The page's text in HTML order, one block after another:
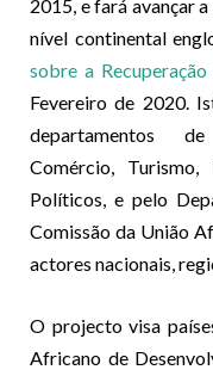
2015, e fará avançar
nível continental
sobre a
Fevereiro de 2020.
departamentos
Comércio,
Políticos, e pelo
Comissão da União
actores nacionais,
O projecto visa
Africano de